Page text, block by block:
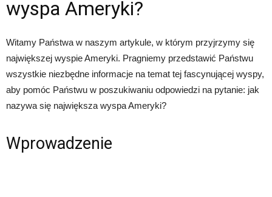
wyspa Ameryki?
Witamy Państwa w naszym artykule, w którym przyjrzymy się
największej wyspie Ameryki. Pragniemy przedstawić Państwu
wszystkie niezbędne informacje na temat tej fascynującej wyspy,
aby pomóc Państwu w poszukiwaniu odpowiedzi na pytanie: jak
nazywa się największa wyspa Ameryki?
Wprowadzenie